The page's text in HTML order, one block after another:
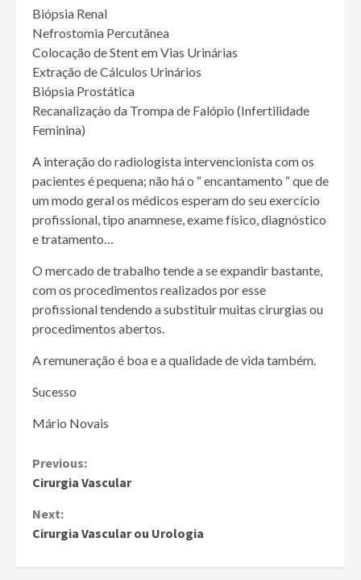
Biópsia Renal
Nefrostomia Percutânea
Colocação de Stent em Vias Urinárias
Extração de Cálculos Urinários
Biópsia Prostática
Recanalizaçào da Trompa de Falópio (Infertilidade
Feminina)
A interação do radiologista intervencionista com os
pacientes é pequena; não há o “ encantamento “ que de
um modo geral os médicos esperam do seu exercício
profissional, tipo anamnese, exame físico, diagnóstico
e tratamento…
O mercado de trabalho tende a se expandir bastante,
com os procedimentos realizados por esse
profissional tendendo a substituir muitas cirurgias ou
procedimentos abertos.
A remuneração é boa e a qualidade de vida também.
Sucesso
Mário Novais
Continue
Reading
Previous:
Cirurgia Vascular
Next:
Cirurgia Vascular ou Urologia